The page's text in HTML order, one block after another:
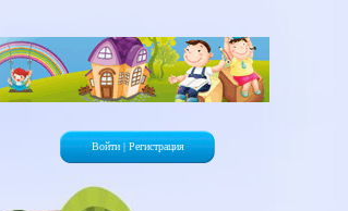
Войти|Регистрация